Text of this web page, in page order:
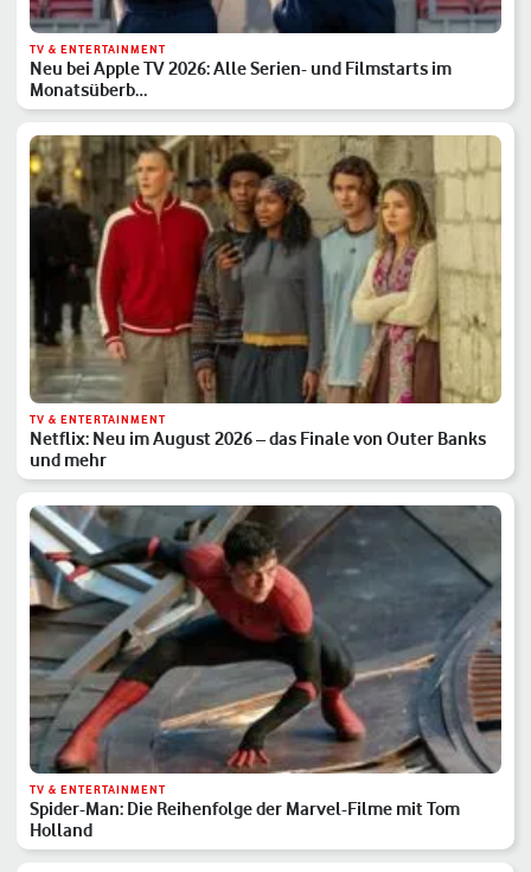
TV & ENTERTAINMENT
Neu bei Apple TV 2026: Alle Serien- und Filmstarts im
Monatsüberb…
TV & ENTERTAINMENT
Netflix: Neu im August 2026 – das Finale von Outer Banks
und mehr
TV & ENTERTAINMENT
Spider-Man: Die Reihenfolge der Marvel-Filme mit Tom
Holland